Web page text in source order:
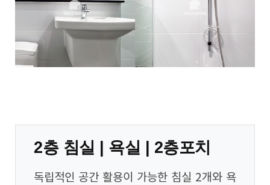
2층 침실 | 욕실 | 2층포치
독립적인 공간 활용이 가능한 침실 2개와 욕